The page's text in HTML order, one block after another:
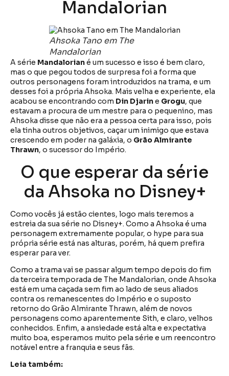
Mandalorian
Ahsoka Tano em The
Mandalorian
A série Mandaloriané um sucesso e isso é bem claro,
mas o que pegou todos de surpresa foi a forma que
outros personagens foram introduzidos na trama, e um
desses foi a própria Ahsoka. Mais velha e experiente, ela
acabou se encontrando com Din Djarine Grogu, que
estavam a procura de um mestre para o pequenino, mas
Ahsoka disse que não era a pessoa certa para isso, pois
ela tinha outros objetivos, caçar um inimigo que estava
crescendo em poder na galáxia, o Grão Almirante
Thrawn, o sucessor do Império.
O que esperar da série
da Ahsoka no Disney+
Como vocês já estão cientes, logo mais teremos a
estreia da sua série no Disney+. Como a Ahsoka é uma
personagem extremamente popular, o hype para sua
própria série está nas alturas, porém, há quem prefira
esperar para ver.
Como a trama vai se passar algum tempo depois do fim
da terceira temporada de The Mandalorian, onde Ahsoka
está em uma caçada sem fim ao lado de seus aliados
contra os remanescentes do Império e o suposto
retorno do Grão Almirante Thrawn, além de novos
personagens como aparentemente Sith, e claro, velhos
conhecidos. Enfim, a ansiedade está alta e expectativa
muito boa, esperamos muito pela série e um reencontro
notável entre a franquia e seus fãs.
Leia também: